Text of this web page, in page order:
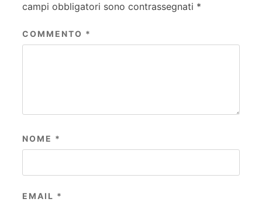
campi obbligatori sono contrassegnati *
COMMENTO *
NOME *
EMAIL *